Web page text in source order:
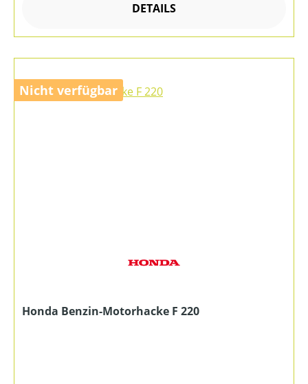
DETAILS
Nicht verfügbar
Honda Benzin-Motorhacke F 220